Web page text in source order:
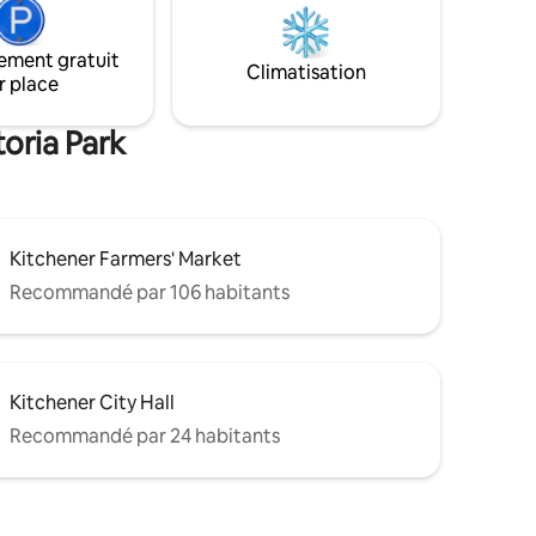
pied
idéal
de nombreux cafés, magasins et
restaurants. Sur les principaux itinéraires
d'autobus. REMARQUE : CERTAINS
ESPACES DANS LE GRENIER ONT UNE
gratuit
place
Climatisation
Park
Kitchener Farmers' Market
Recommandé par 106 habitants
Kitchener City Hall
Recommandé par 24 habitants